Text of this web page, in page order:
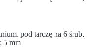
pod tarczę na 6 śrub,
5 mm